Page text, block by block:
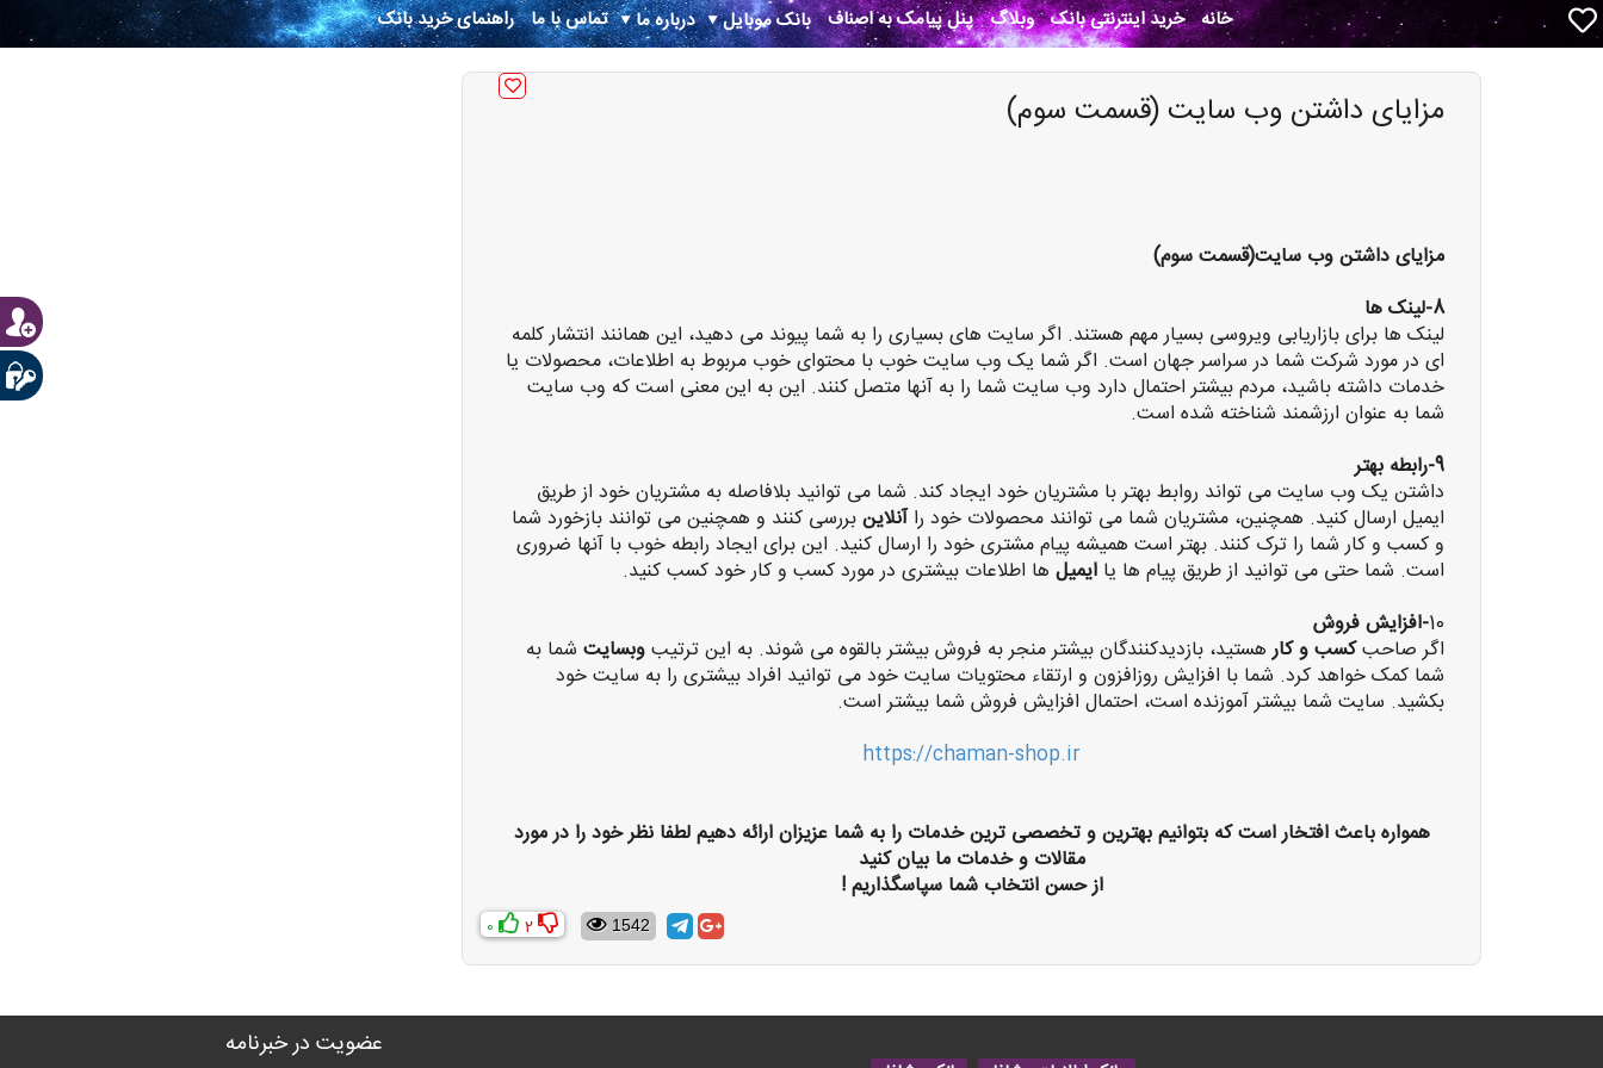
خانه خرید اینترنتی بانک وبلاگ پنل پیامک به اصناف بانک موبایل درباره ما تماس با ما راهنمای خرید بانک
مزایای داشتن وب سایت (قسمت سوم)
مزایای داشتن وب سایت(قسمت سوم)
8-لینک ها
لینک ها برای بازاریابی ویروسی بسیار مهم هستند. اگر سایت های بسیاری را به شما پیوند می دهید، این همانند انتشار کلمه
ای در مورد شرکت شما در سراسر جهان است. اگر شما یک وب سایت خوب با محتوای خوب مربوط به اطلاعات، محصولات یا
خدمات داشته باشید، مردم بیشتر احتمال دارد وب سایت شما را به آنها متصل کنند. این به این معنی است که وب سایت
شما به عنوان ارزشمند شناخته شده است.
9-رابطه بهتر
داشتن یک وب سایت می تواند روابط بهتر با مشتریان خود ایجاد کند. شما می توانید بلافاصله به مشتریان خود از طریق
ایمیل ارسال کنید. همچنین، مشتریان شما می توانند محصولات خود راآنلاینبررسی کنند و همچنین می توانند بازخورد شما
و کسب و کار شما را ترک کنند. بهتر است همیشه پیام مشتری خود را ارسال کنید. این برای ایجاد رابطه خوب با آنها ضروری
است. شما حتی می توانید از طریق پیام ها یا ایمیل ها اطلاعات بیشتری در مورد کسب و کار خود کسب کنید.
10-افزایش فروش
اگر صاحبکسب و کارهستید، بازدیدکنندگان بیشتر منجر به فروش بیشتر بالقوه می شوند. به این ترتیبوبسایت شما به
شما کمک خواهد کرد. شما با افزایش روزافزون و ارتقاء محتویات سایت خود می توانید افراد بیشتری را به سایت خود
بکشید. سایت شما بیشتر آموزنده است، احتمال افزایش فروش شما بیشتر است.
https://chaman-shop.ir
همواره باعث افتخار است که بتوانیم بهترین و تخصصی ترین خدمات را به شما عزیزان ارائه دهیم لطفا نظر خود را در مورد
مقالات و خدمات ما بیان کنید
از حسن انتخاب شما سپاسگذاریم !
1542
2
0
عضویت در خبرنامه